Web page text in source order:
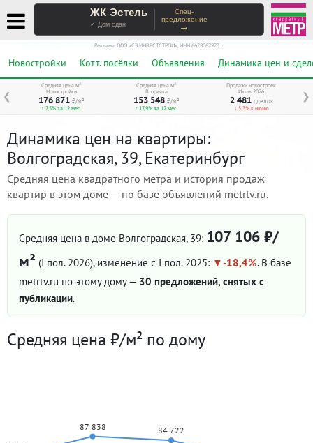
ЖК Эстель
✓ Дом сдан
Спец-
предложение
→
Реклама. ООО «СЗ ИНВЕСТСТРОЙ», ИНН 6678067973
Новостройки Котт. посёлки Объявления Динамика цен и
❮ ❯
Средняя цена м²
Новостройки
176 871 ₽/м²
↑ 7,5% за 12 мес.
Средняя цена м²
Вторичка
153 548 ₽/м²
↑ 17,9% за 12 мес.
Продажи новостроек
Июль 2026
2 481 сделок
↓ 5,3% к июню
Динамика цен на квартиры:
Волгоградская, 39, Екатеринбург
Средняя цена квадратного метра и история продаж
квартир в этом доме — по базе объявлений metrtv.ru.
Средняя цена в доме Волгоградская, 39: 107 106 ₽/
м² (I пол. 2026), изменение с I пол. 2025: -18,4%. В базе
metrtv.ru по этому дому — 30 предложений, снятых с
публикации.
Средняя цена ₽/м² по дому
87 838
84 722